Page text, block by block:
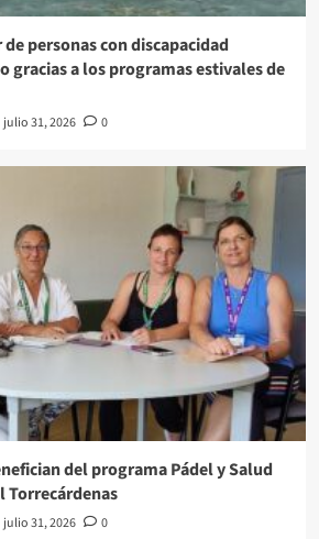
personas con discapacidad
gracias a los programas estivales de
julio 31, 2026 0
del programa Pádel y Salud
Torrecárdenas
julio 31, 2026 0